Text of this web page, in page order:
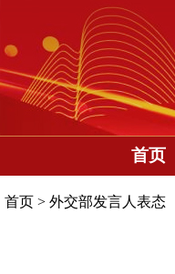
首页
首页 > 外交部发言人表态